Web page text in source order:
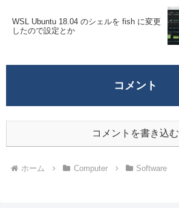
WSL Ubuntu 18.04 のシェルを fish に変更
したので設定とか
コメント
コメントを書き込む
ホーム Computer Software